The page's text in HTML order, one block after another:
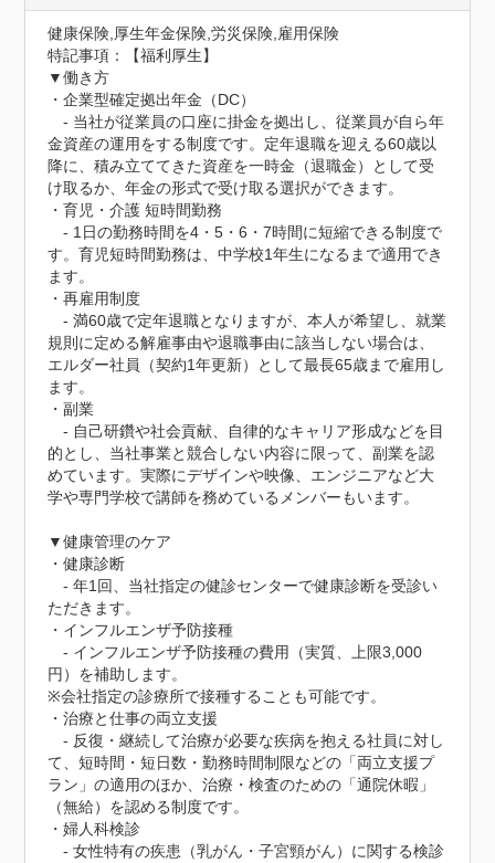
健康保険,厚生年金保険,労災保険,雇用保険
特記事項：【福利厚生】
▼働き方
・企業型確定拠出年金（DC）
- 当社が従業員の口座に掛金を拠出し、従業員が自ら年
金資産の運用をする制度です。定年退職を迎える60歳以
降に、積み立ててきた資産を一時金（退職金）として受
け取るか、年金の形式で受け取る選択ができます。
・育児・介護 短時間勤務
- 1日の勤務時間を4・5・6・7時間に短縮できる制度で
す。育児短時間勤務は、中学校1年生になるまで適用でき
ます。
・再雇用制度
- 満60歳で定年退職となりますが、本人が希望し、就業
規則に定める解雇事由や退職事由に該当しない場合は、
エルダー社員（契約1年更新）として最長65歳まで雇用し
ます。
・副業
- 自己研鑽や社会貢献、自律的なキャリア形成などを目
的とし、当社事業と競合しない内容に限って、副業を認
めています。実際にデザインや映像、エンジニアなど大
学や専門学校で講師を務めているメンバーもいます。
▼健康管理のケア
・健康診断
- 年1回、当社指定の健診センターで健康診断を受診い
ただきます。
・インフルエンザ予防接種
- インフルエンザ予防接種の費用（実質、上限3,000
円）を補助します。
※会社指定の診療所で接種することも可能です。
・治療と仕事の両立支援
- 反復・継続して治療が必要な疾病を抱える社員に対し
て、短時間・短日数・勤務時間制限などの「両立支援プ
ラン」の適用のほか、治療・検査のための「通院休暇」
（無給）を認める制度です。
・婦人科検診
- 女性特有の疾患（乳がん・子宮頸がん）に関する検診